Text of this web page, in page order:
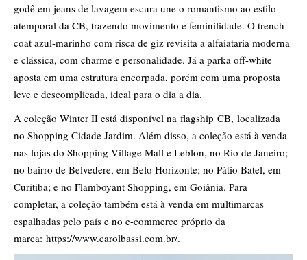
godê em jeans de lavagem escura une o romantismo ao estilo
atemporal da CB, trazendo movimento e feminilidade. O trench
coat azul-marinho com risca de giz revisita a alfaiataria moderna
e clássica, com charme e personalidade. Já a parka off-white
aposta em uma estrutura encorpada, porém com uma proposta
leve e descomplicada, ideal para o dia a dia.
A coleção Winter II está disponível na flagship CB, localizada
no Shopping Cidade Jardim. Além disso, a coleção está à venda
nas lojas do Shopping Village Mall e Leblon, no Rio de Janeiro;
no bairro de Belvedere, em Belo Horizonte; no Pátio Batel, em
Curitiba; e no Flamboyant Shopping, em Goiânia. Para
completar, a coleção também está à venda em multimarcas
espalhadas pelo país e no e-commerce próprio da
marca: https://www.carolbassi.com.br/.